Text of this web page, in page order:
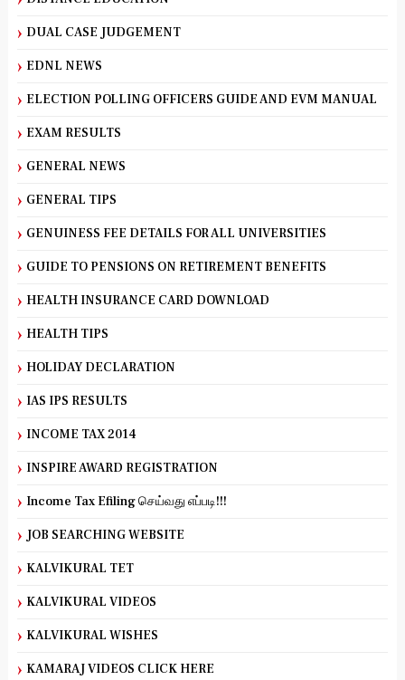
DUAL CASE JUDGEMENT
EDNL NEWS
ELECTION POLLING OFFICERS GUIDE AND EVM MANUAL
EXAM RESULTS
GENERAL NEWS
GENERAL TIPS
GENUINESS FEE DETAILS FOR ALL UNIVERSITIES
GUIDE TO PENSIONS ON RETIREMENT BENEFITS
HEALTH INSURANCE CARD DOWNLOAD
HEALTH TIPS
HOLIDAY DECLARATION
IAS IPS RESULTS
INCOME TAX 2014
INSPIRE AWARD REGISTRATION
Income Tax Efiling செய்வது எப்படி!!!
JOB SEARCHING WEBSITE
KALVIKURAL TET
KALVIKURAL VIDEOS
KALVIKURAL WISHES
KAMARAJ VIDEOS CLICK HERE